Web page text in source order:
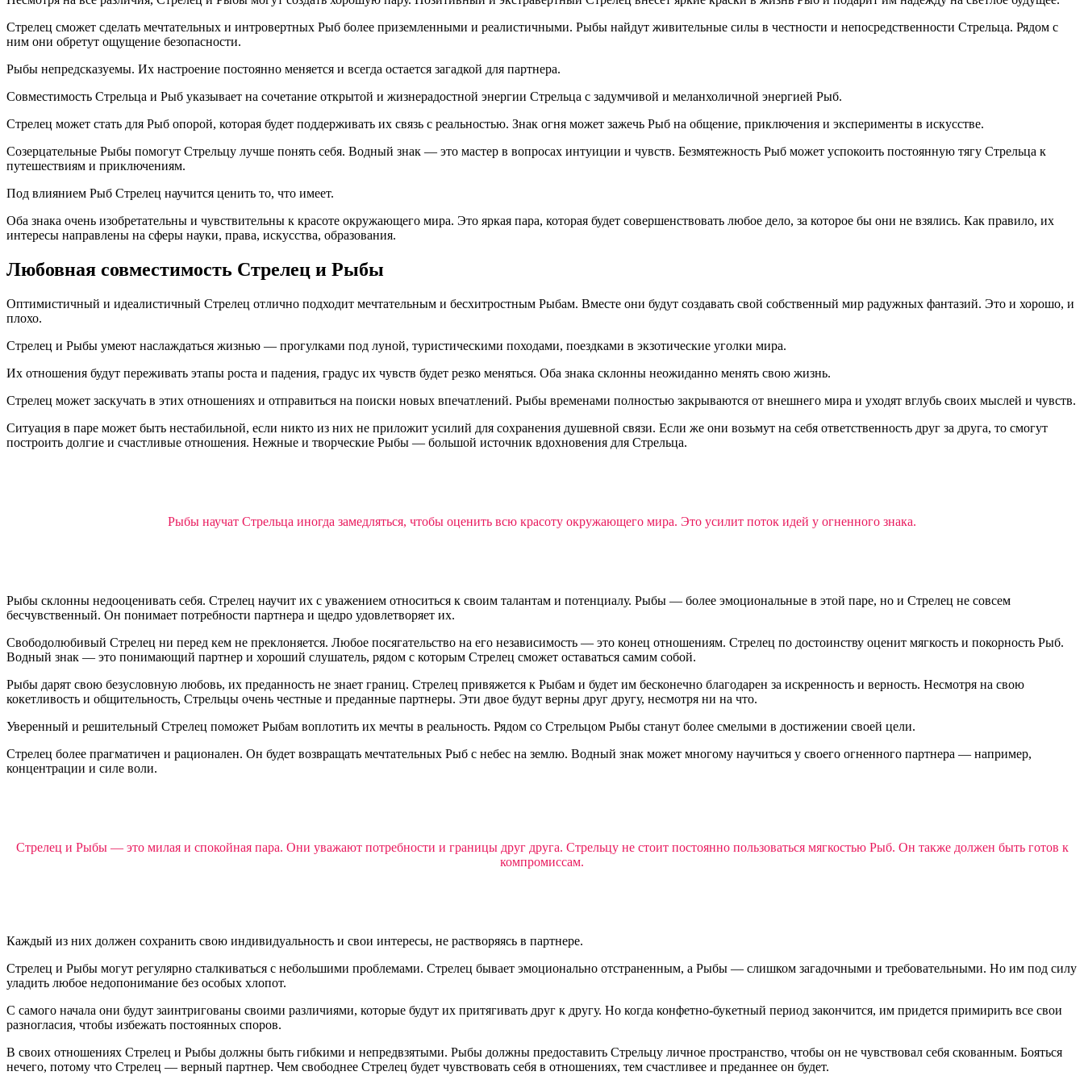
Стрелец сможет сделать мечтательных и интровертных Рыб более приземленными и реалистичными. Рыбы найдут живительные силы в честности и непосредственности Стрельца. Рядом с
ним они обретут ощущение безопасности.
Рыбы непредсказуемы. Их настроение постоянно меняется и всегда остается загадкой для партнера.
Совместимость Стрельца и Рыб указывает на сочетание открытой и жизнерадостной энергии Стрельца с задумчивой и меланхоличной энергией Рыб.
Стрелец может стать для Рыб опорой, которая будет поддерживать их связь с реальностью. Знак огня может зажечь Рыб на общение, приключения и эксперименты в искусстве.
Созерцательные Рыбы помогут Стрельцу лучше понять себя. Водный знак — это мастер в вопросах интуиции и чувств. Безмятежность Рыб может успокоить постоянную тягу Стрельца к
путешествиям и приключениям.
Под влиянием Рыб Стрелец научится ценить то, что имеет.
Оба знака очень изобретательны и чувствительны к красоте окружающего мира. Это яркая пара, которая будет совершенствовать любое дело, за которое бы они не взялись. Как правило, их
интересы направлены на сферы науки, права, искусства, образования.
Любовная совместимость Стрелец и Рыбы
Оптимистичный и идеалистичный Стрелец отлично подходит мечтательным и бесхитростным Рыбам. Вместе они будут создавать свой собственный мир радужных фантазий. Это и хорошо, и
плохо.
Стрелец и Рыбы умеют наслаждаться жизнью — прогулками под луной, туристическими походами, поездками в экзотические уголки мира.
Их отношения будут переживать этапы роста и падения, градус их чувств будет резко меняться. Оба знака склонны неожиданно менять свою жизнь.
Стрелец может заскучать в этих отношениях и отправиться на поиски новых впечатлений. Рыбы временами полностью закрываются от внешнего мира и уходят вглубь своих мыслей и чувств.
Ситуация в паре может быть нестабильной, если никто из них не приложит усилий для сохранения душевной связи. Если же они возьмут на себя ответственность друг за друга, то смогут
построить долгие и счастливые отношения. Нежные и творческие Рыбы — большой источник вдохновения для Стрельца.
Рыбы научат Стрельца иногда замедляться, чтобы оценить всю красоту окружающего мира. Это усилит поток идей у огненного знака.
Рыбы склонны недооценивать себя. Стрелец научит их с уважением относиться к своим талантам и потенциалу. Рыбы — более эмоциональные в этой паре, но и Стрелец не совсем
бесчувственный. Он понимает потребности партнера и щедро удовлетворяет их.
Свободолюбивый Стрелец ни перед кем не преклоняется. Любое посягательство на его независимость — это конец отношениям. Стрелец по достоинству оценит мягкость и покорность Рыб.
Водный знак — это понимающий партнер и хороший слушатель, рядом с которым Стрелец сможет оставаться самим собой.
Рыбы дарят свою безусловную любовь, их преданность не знает границ. Стрелец привяжется к Рыбам и будет им бесконечно благодарен за искренность и верность. Несмотря на свою
кокетливость и общительность, Стрельцы очень честные и преданные партнеры. Эти двое будут верны друг другу, несмотря ни на что.
Уверенный и решительный Стрелец поможет Рыбам воплотить их мечты в реальность. Рядом со Стрельцом Рыбы станут более смелыми в достижении своей цели.
Стрелец более прагматичен и рационален. Он будет возвращать мечтательных Рыб с небес на землю. Водный знак может многому научиться у своего огненного партнера — например,
концентрации и силе воли.
Стрелец и Рыбы — это милая и спокойная пара. Они уважают потребности и границы друг друга. Стрельцу не стоит постоянно пользоваться мягкостью Рыб. Он также должен быть готов к
компромиссам.
Каждый из них должен сохранить свою индивидуальность и свои интересы, не растворяясь в партнере.
Стрелец и Рыбы могут регулярно сталкиваться с небольшими проблемами. Стрелец бывает эмоционально отстраненным, а Рыбы — слишком загадочными и требовательными. Но им под силу
уладить любое недопонимание без особых хлопот.
С самого начала они будут заинтригованы своими различиями, которые будут их притягивать друг к другу. Но когда конфетно-букетный период закончится, им придется примирить все свои
разногласия, чтобы избежать постоянных споров.
В своих отношениях Стрелец и Рыбы должны быть гибкими и непредвзятыми. Рыбы должны предоставить Стрельцу личное пространство, чтобы он не чувствовал себя скованным. Бояться
нечего, потому что Стрелец — верный партнер. Чем свободнее Стрелец будет чувствовать себя в отношениях, тем счастливее и преданнее он будет.